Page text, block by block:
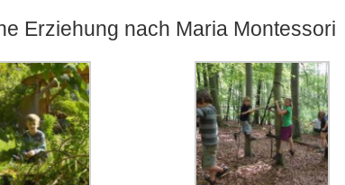
Erziehung nach Maria Montessori